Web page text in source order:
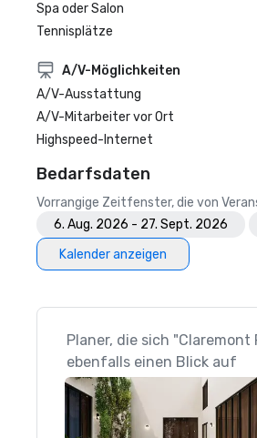
Spa oder Salon
Tennisplätze
A/V-Möglichkeiten
A/V-Ausstattung
A/V-Mitarbeiter vor Ort
Highspeed-Internet
Bedarfsdaten
Vorrangige Zeitfenster, die von
6. Aug. 2026 - 27. Sept. 2026
Kalender anzeigen
Planer, die sich
ebenfalls einen Blick auf